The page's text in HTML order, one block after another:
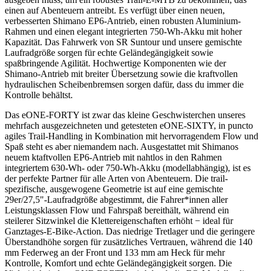
einen auf Abenteuern antreibt. Es verfügt über einen neuen,
verbesserten Shimano EP6-Antrieb, einen robusten Aluminium-
Rahmen und einen elegant integrierten 750-Wh-Akku mit hoher
Kapazität. Das Fahrwerk von SR Suntour und unsere gemischte
Laufradgröße sorgen für echte Geländegängigkeit sowie
spaßbringende Agilität. Hochwertige Komponenten wie der
Shimano-Antrieb mit breiter Übersetzung sowie die kraftvollen
hydraulischen Scheibenbremsen sorgen dafür, dass du immer die
Kontrolle behältst.
Das eONE-FORTY ist zwar das kleine Geschwisterchen unseres
mehrfach ausgezeichneten und getesteten eONE-SIXTY, in puncto
agiles Trail-Handling in Kombination mit hervorragendem Flow und
Spaß steht es aber niemandem nach. Ausgestattet mit Shimanos
neuem ktaftvollen EP6-Antrieb mit nahtlos in den Rahmen
integriertem 630-Wh- oder 750-Wh-Akku (modellabhängig), ist es
der perfekte Partner für alle Arten von Abenteuern. Die trail-
spezifische, ausgewogene Geometrie ist auf eine gemischte
29er/27,5"-Laufradgröße abgestimmt, die Fahrer*innen aller
Leistungsklassen Flow und Fahrspaß bereithält, während ein
steilerer Sitzwinkel die Klettereigenschaften erhöht − ideal für
Ganztages-E-Bike-Action. Das niedrige Tretlager und die geringere
Überstandhöhe sorgen für zusätzliches Vertrauen, während die 140
mm Federweg an der Front und 133 mm am Heck für mehr
Kontrolle, Komfort und echte Geländegängigkeit sorgen. Die